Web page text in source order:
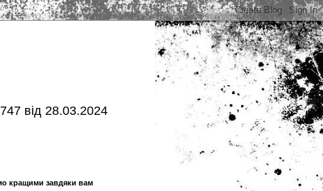
від 28.03.2024
кращими завдяки вам